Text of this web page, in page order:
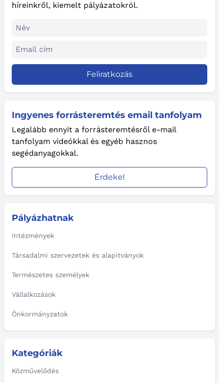
híreinkről, kiemelt pályázatokról.
Feliratkozás
Ingyenes forrásteremtés email tanfolyam
Legalább ennyit a forrásteremtésről e-mail
tanfolyam videókkal és egyéb hasznos
segédanyagokkal.
Érdekel
Pályázhatnak
Intézmények
Társadalmi szervezetek és alapítványok
Természetes személyek
Vállalkozások
Önkormányzatok
Kategóriák
Közművelődés